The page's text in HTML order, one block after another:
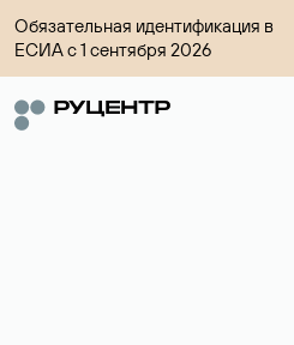
Обязательная идентификация в
ЕСИА с 1 сентября 2026